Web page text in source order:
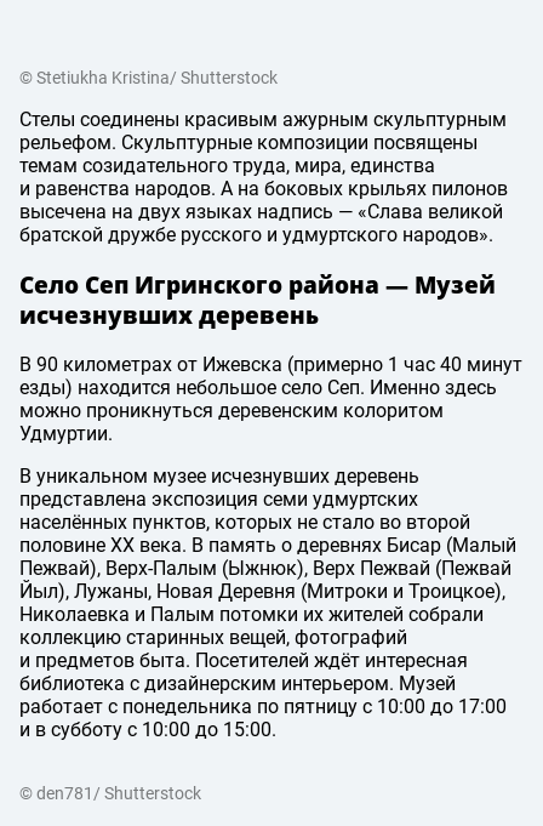
© Stetiukha Kristina/ Shutterstock
Стелы соединены красивым ажурным скульптурным
рельефом. Скульптурные композиции посвящены
темам созидательного труда, мира, единства
и равенства народов. А на боковых крыльях пилонов
высечена на двух языках надпись — «Слава великой
братской дружбе русского и удмуртского народов».
Село Сеп Игринского района — Музей
исчезнувших деревень
В 90 километрах от Ижевска (примерно 1 час 40 минут
езды) находится небольшое село Сеп. Именно здесь
можно проникнуться деревенским колоритом
Удмуртии.
В уникальном музее исчезнувших деревень
представлена экспозиция семи удмуртских
населённых пунктов, которых не стало во второй
половине XX века. В память о деревнях Бисар (Малый
Пежвай), Верх-Палым (Ыжнюк), Верх Пежвай (Пежвай
Йыл), Лужаны, Новая Деревня (Митроки и Троицкое),
Николаевка и Палым потомки их жителей собрали
коллекцию старинных вещей, фотографий
и предметов быта. Посетителей ждёт интересная
библиотека с дизайнерским интерьером. Музей
работает с понедельника по пятницу с 10:00 до 17:00
и в субботу с 10:00 до 15:00.
© den781/ Shutterstock